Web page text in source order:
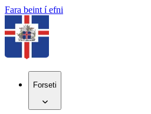
Fara beint í efni
Forseti